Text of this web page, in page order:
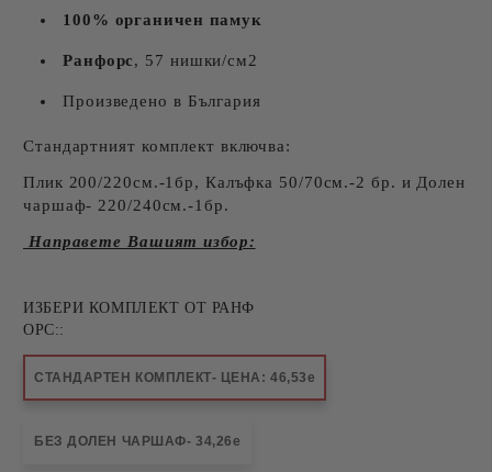
100% органичен памук
Ранфорс, 57 нишки/см2
Произведено в България
Стандартният комплект включва:
Плик 200/220см.-1бр, Калъфка 50/70см.-2 бр. и Долен
чаршаф- 220/240см.-1бр.
Направете Вашият избор:
ИЗБЕРИ КОМПЛЕКТ ОТ РАНФ
ОРС::
СТАНДАРТЕН КОМПЛЕКТ- ЦЕНА: 46,53е
БЕЗ ДОЛЕН ЧАРШАФ- 34,26е